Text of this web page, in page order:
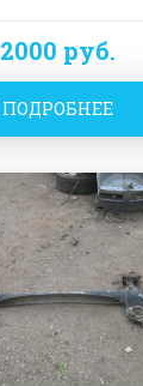
2000 руб.
ПОДРОБНЕЕ